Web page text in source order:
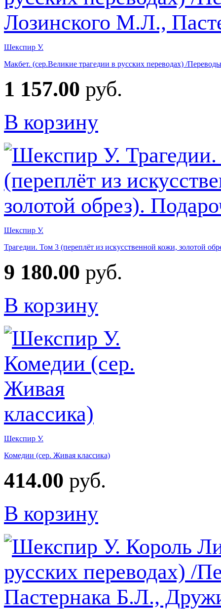
Шекспир У.
Макбет. (сер.Великие трагедии в русских переводах) /
1 157.00 руб.
В корзину
Шекспир У.
Трагедии. Том 3 (переплёт из искусственной кожи, золотой
9 180.00 руб.
В корзину
Шекспир У.
Комедии (сер. Живая классика)
414.00 руб.
В корзину